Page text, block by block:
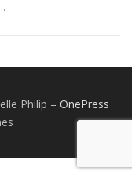
Philip – OnePress